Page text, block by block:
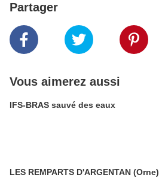
Partager
Vous aimerez aussi
IFS-BRAS sauvé des eaux
LES REMPARTS D'ARGENTAN (Orne)